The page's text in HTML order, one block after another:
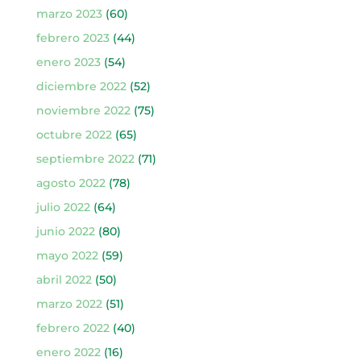
marzo 2023(60)
febrero 2023(44)
enero 2023(54)
diciembre 2022(52)
noviembre 2022(75)
octubre 2022(65)
septiembre 2022(71)
agosto 2022(78)
julio 2022(64)
junio 2022(80)
mayo 2022(59)
abril 2022(50)
marzo 2022(51)
febrero 2022(40)
enero 2022(16)